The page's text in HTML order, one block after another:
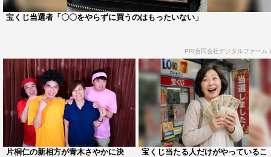
持して片桐仁をキングオブコントに送り込みます。ラーメ
ンズをなくした悲しきコント兵器“片桐仁”の力を存分に発
組を6月19日（土）、20日（日）のやついフェスにて1組
に絞ります。選ばれた1組と大会に殴り込みだ！」と意気
込む。
今立進は「エレキコミックが決勝に出場し8位に終わった
『キングオブコント2010』のリベンジを果たせるのは片
桐仁しかいない！ トゥインクル・コーポレーション（3
宝くじ当選者「〇〇をやらずに買うのはもったいない」
PR(合同会社デジタルファーム )
片桐仁の新相方が青木さやかに決
宝くじ当たる人だけがやっているこ